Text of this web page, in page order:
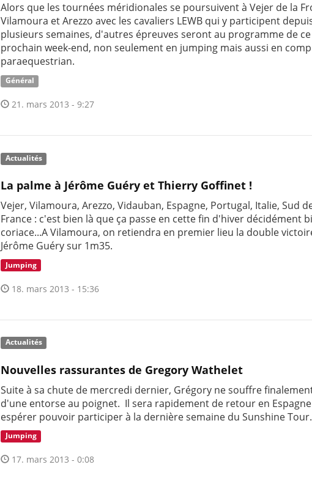
Alors que les tournées méridionales se poursuivent à Vejer de la
Vilamoura et Arezzo avec les cavaliers LEWB qui y participent
plusieurs semaines, d'autres épreuves seront au programme de ce
prochain week-end, non seulement en jumping mais aussi en
paraequestrian.
Général
21. mars 2013 - 9:27
Actualités
La palme à Jérôme Guéry et Thierry Goffinet !
Vejer, Vilamoura, Arezzo, Vidauban, Espagne, Portugal, Italie, Sud
France : c'est bien là que ça passe en cette fin d'hiver décidément
coriace...A Vilamoura, on retiendra en premier lieu la double
Jérôme Guéry sur 1m35.
Jumping
18. mars 2013 - 15:36
Actualités
Nouvelles rassurantes de Gregory Wathelet
Suite à sa chute de mercredi dernier, Grégory ne souffre
d'une entorse au poignet. Il sera rapidement de retour en
espérer pouvoir participer à la dernière semaine du Sunshine Tour.
Jumping
17. mars 2013 - 0:08